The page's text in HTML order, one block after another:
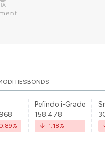
BONDS
%
Pefindo i-Grade
158.478
-1.18%